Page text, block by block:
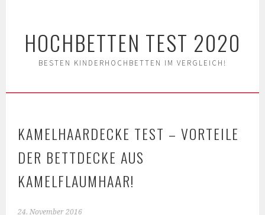
InhaltHOCHBETTEN TEST 2020
BESTEN KINDERHOCHBETTEN IM VERGLEICH!
KAMELHAARDECKE TEST – VORTEILE
DER BETTDECKE AUS
KAMELFLAUMHAAR!
24. November 2016